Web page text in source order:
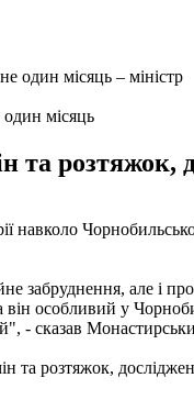
місяць
розтяжок,
навколо
забруднення, але і
особливий у
- сказав
розтяжок,